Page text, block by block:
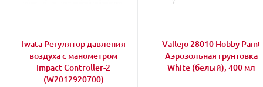
Iwata Регулятор давления
воздуха с манометром
Impact Controller-2
(W2012920700)
Vallejo 28010 Hobby Paint
Аэрозольная грунтовка
White (белый), 400 мл